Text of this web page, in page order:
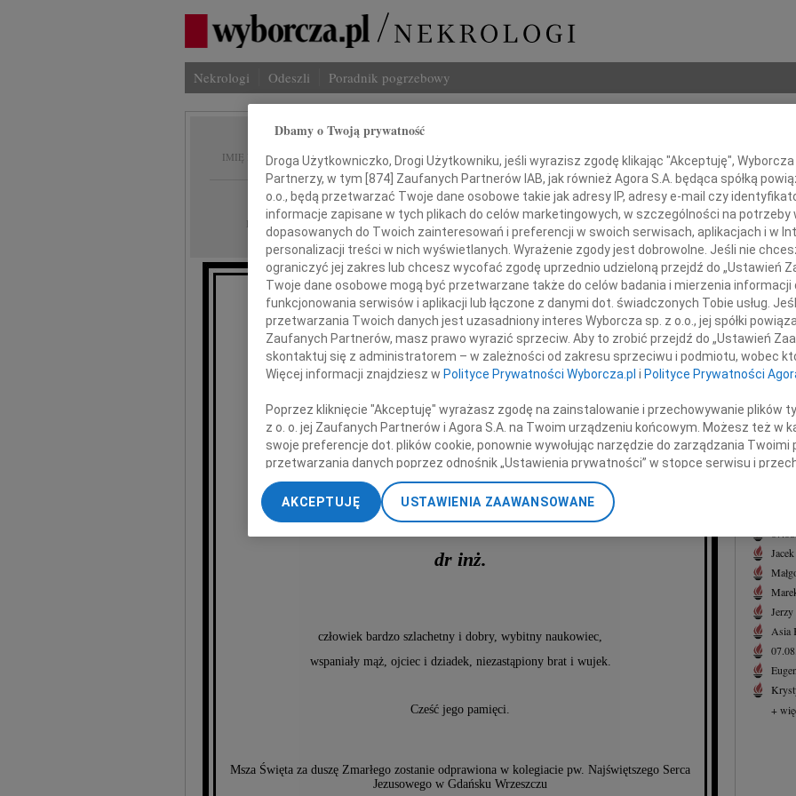
Nekrologi Odeszli Poradnik pogrzebowy
IMIĘ I NAZWISKO: Waldemar Maciej Dmochowski
REGION: Gdańsk
DATA EMISJI: 08.12.2010
Z głębokim żalem zawiadamiamy, że dnia 24 listopada 2010 r.
w Ottawie (Kanada) po długiej chorobie w wieku 63 lat zmarł
Waldemar Maciej
Dmochowski
dr inż.
człowiek bardzo szlachetny i dobry, wybitny naukowiec,
wspaniały mąż, ojciec i dziadek, niezastąpiony brat i wujek.
Cześć jego pamięci.
Msza Święta za duszę Zmarłego zostanie odprawiona w kolegiacie pw. Najświętszego Serca
Jezusowego w Gdańsku Wrzeszczu
INNE
Z
Z
Z
Z
+
Asia
+
Dbamy o Twoją prywatność
Droga Użytkowniczko, Drogi Użytkowniku, jeśli wyrazisz zgodę klikając "Akceptuję",
Partnerzy, w tym [ 874 ] Zaufanych Partnerów IAB, jak również Agora S.A. będąca spółką
o.o., będą przetwarzać Twoje dane osobowe takie jak adresy IP, adresy e-mail czy
informacje zapisane w tych plikach do celów marketingowych, w szczególności na potrzeby
dopasowanych do Twoich zainteresowań i preferencji w swoich serwisach, aplikacjach i w
personalizacji treści w nich wyświetlanych. Wyrażenie zgody jest dobrowolne. Jeśli nie
ograniczyć jej zakres lub chcesz wycofać zgodę uprzednio udzieloną przejdź do „Ustawień
Twoje dane osobowe mogą być przetwarzane także do celów badania i mierzenia
funkcjonowania serwisów i aplikacji lub łączone z danymi dot. świadczonych Tobie usług.
przetwarzania Twoich danych jest uzasadniony interes Wyborcza sp. z o.o., jej spółki
Zaufanych Partnerów, masz prawo wyrazić sprzeciw. Aby to zrobić przejdź do „Ustawień
skontaktuj się z administratorem – w zależności od zakresu sprzeciwu i podmiotu, wobec
Więcej informacji znajdziesz w Polityce Prywatności Wyborcza.pl i Polityce Prywatności
Poprzez kliknięcie "Akceptuję" wyrażasz zgodę na zainstalowanie i przechowywanie plików
z o. o. jej Zaufanych Partnerów i Agora S.A. na Twoim urządzeniu końcowym. Możesz też w
swoje preferencje dot. plików cookie, ponownie wywołując narzędzie do zarządzania Twoimi
przetwarzania danych poprzez odnośnik „Ustawienia prywatności” w stopce serwisu i
„Ustawienia zaawansowane”. Zmiana ustawień plików cookie możliwa jest także za pomocą
My, nasi Zaufani Partnerzy i Agora S.A. możemy przetwarzać dane osobowe w
dokładnych danych geolokalizacyjnych. Aktywne skanowanie charakterystyki urządzenia do
Przechowywanie informacji na urządzeniu lub dostęp do nich. Spersonalizowane reklamy i
treści, badnie odbiorców i ulepszanie usług.
USTAWIENIA ZAAWANSOWANE
AKCEPTUJĘ